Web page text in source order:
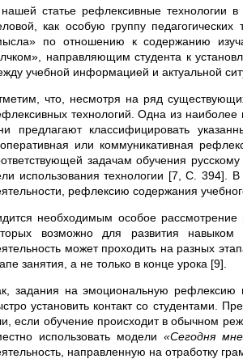
статье рефлексивные технологии
как особую группу
по отношению к содержанию
направляющим студента к
учебной информацией и актуальной
что, несмотря на ряд
технологий. Одна из
предлагают классифицировать
или коммуникативная
задачам обучения
использования технологии [7, С. 394].
рефлексию содержания
необходимым особое
возможно для развития навыком
может проходить на разных
занятия, а не только в конце урока [9].
задания на эмоциональную рефлексию
установить контакт со студентами.
если обучение происходит в обычном
использовать модели «Сегодня
направленную на отработку